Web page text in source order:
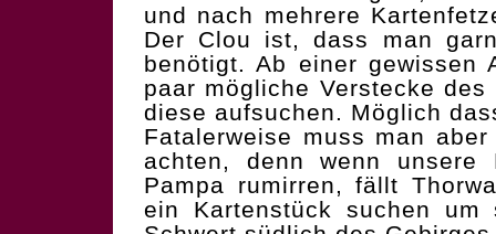
und nach mehrere
Der Clou ist, dass man
benötigt. Ab einer gewissen
paar mögliche Verstecke
diese aufsuchen. Möglich
Fatalerweise muss man
achten, denn wenn
Pampa rumirren, fällt
ein Kartenstück suchen um